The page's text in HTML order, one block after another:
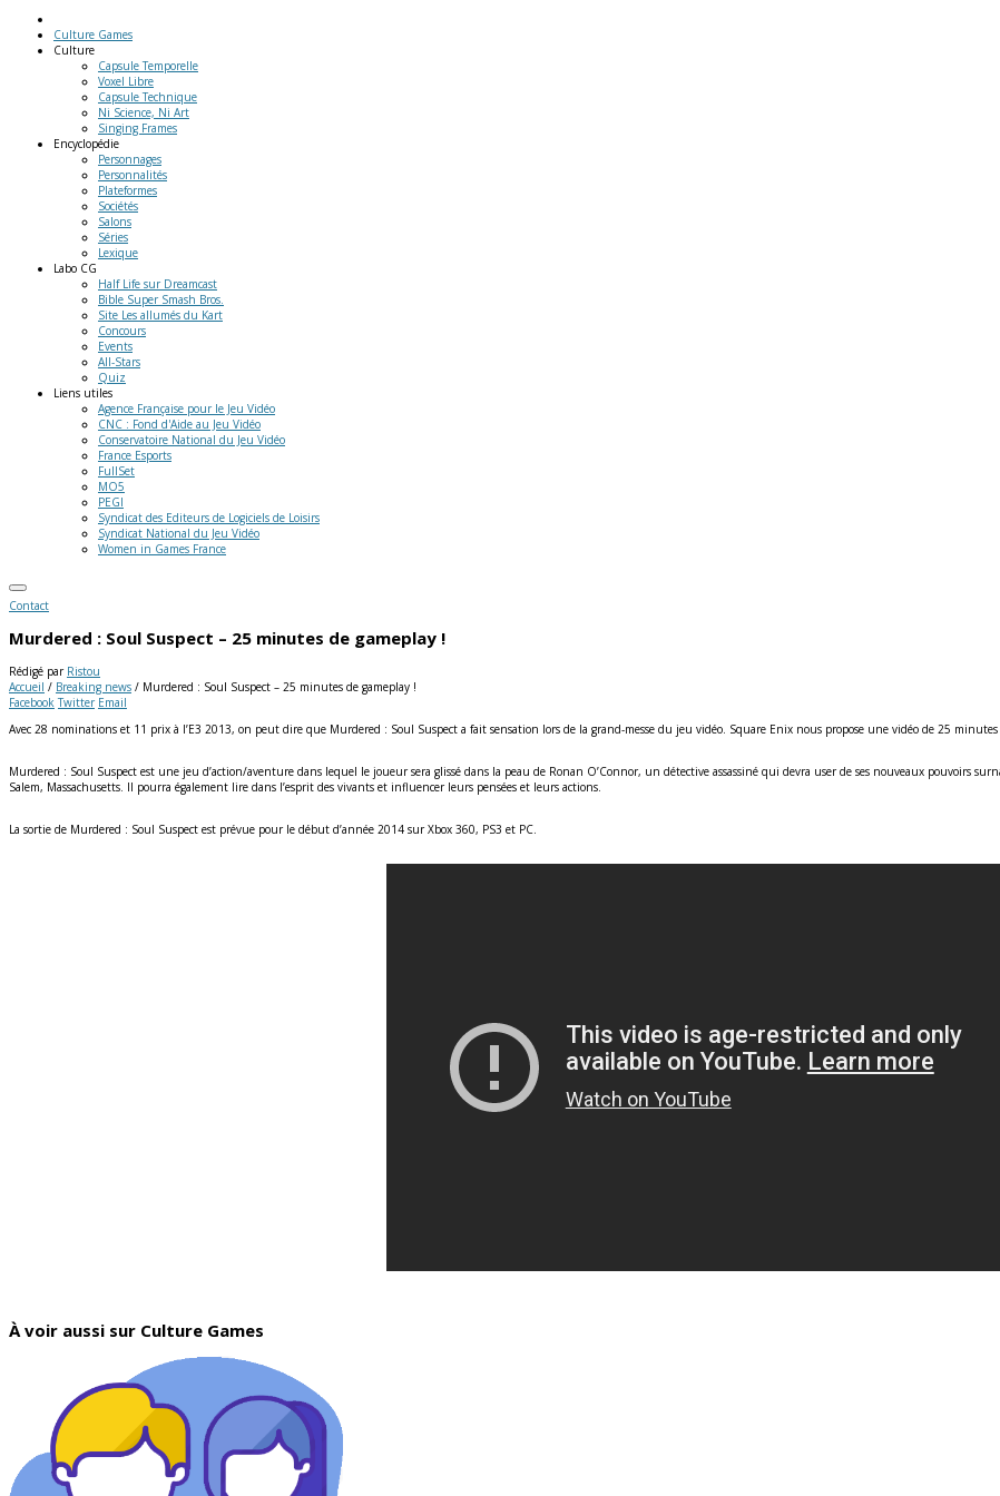
Culture Games
Culture
Capsule Temporelle
Voxel Libre
Capsule Technique
Ni Science, Ni Art
Singing Frames
Encyclopédie
Personnages
Personnalités
Plateformes
Sociétés
Salons
Séries
Lexique
Labo CG
Half Life sur Dreamcast
Bible Super Smash Bros.
Site Les allumés du Kart
Concours
Events
All-Stars
Quiz
Liens utiles
Agence Française pour le Jeu Vidéo
CNC : Fond d'Aide au Jeu Vidéo
Conservatoire National du Jeu Vidéo
France Esports
FullSet
MO5
PEGI
Syndicat des Editeurs de Logiciels de Loisirs
Syndicat National du Jeu Vidéo
Women in Games France
Contact
Murdered : Soul Suspect – 25 minutes de gameplay !
Rédigé par Ristou
Accueil / Breaking news / Murdered : Soul Suspect – 25 minutes de gameplay !
Facebook Twitter Email
Avec 28 nominations et 11 prix à l’E3 2013, on peut dire que Murdered : Soul Suspect a fait sensation lors de la grand-messe du jeu vidéo. Square Enix nous propose une vidéo de 25 minutes
Murdered : Soul Suspect est une jeu d’action/aventure dans lequel le joueur sera glissé dans la peau de Ronan O’Connor, un détective assassiné qui devra user de ses nouveaux pouvoirs
Salem, Massachusetts. Il pourra également lire dans l’esprit des vivants et influencer leurs pensées et leurs actions.
La sortie de Murdered : Soul Suspect est prévue pour le début d’année 2014 sur Xbox 360, PS3 et PC.
À voir aussi sur Culture Games